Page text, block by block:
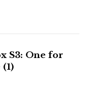
Só falta eliminar
S3: One for